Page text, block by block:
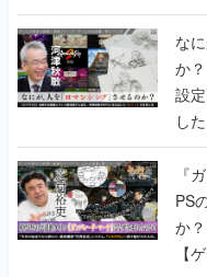
書】
な
か
設
し
書】
『
PS
か
【